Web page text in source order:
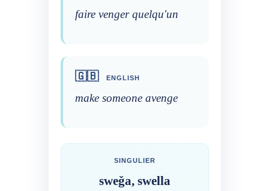
faire venger quelqu'un
🇬🇧 ENGLISH
make someone avenge
SINGULIER
sweǧa, swella